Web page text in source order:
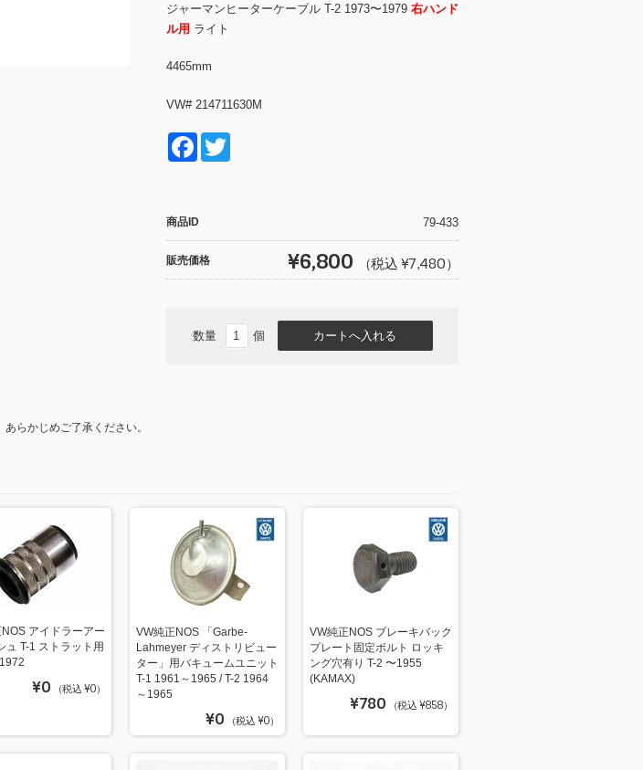
ジャーマンヒーターケーブル T-2 1973〜1979 右ハンド
ル用 ライト
4465mm
VW# 214711630M
F
e
b
o
k
er
商品ID 79-433
販売価格 ¥6,800 （税込 ¥7,480）
数量 個
らかじめご了承ください。
アイドラーアー
ュ T-1 ストラット用
¥0 （税込 ¥0）
VW純正NOS 「Garbe-
Lahmeyer ディストリビュー
ター」用バキュームユニット
T-1 1961～1965 / T-2 1964
～1965
¥0 （税込 ¥0）
VW純正NOS ブレーキバック
プレート固定ボルト ロッキ
ング穴有り T-2 〜1955
(KAMAX)
¥780 （税込 ¥858）